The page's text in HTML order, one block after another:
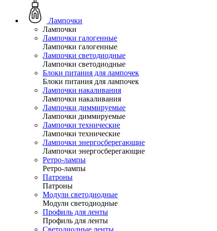
Лампочки
Лампочки
Лампочки галогенные
Лампочки галогенные
Лампочки светодиодные
Лампочки светодиодные
Блоки питания для лампочек
Блоки питания для лампочек
Лампочки накаливания
Лампочки накаливания
Лампочки диммируемые
Лампочки диммируемые
Лампочки технические
Лампочки технические
Лампочки энергосберегающие
Лампочки энергосберегающие
Ретро-лампы
Ретро-лампы
Патроны
Патроны
Модули светодиодные
Модули светодиодные
Профиль для ленты
Профиль для ленты
Светодиодные ленты